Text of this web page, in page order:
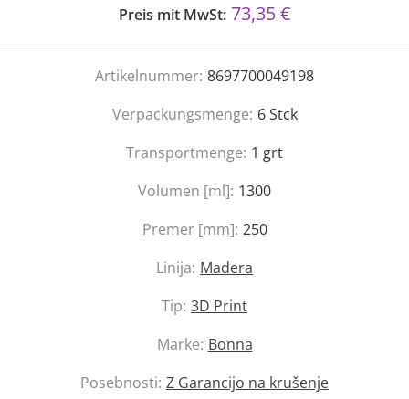
Preis mit MwSt: 73,35 €
Artikelnummer: 8697700049198
Verpackungsmenge: 6Stck
Transportmenge: 1 grt
Volumen [ml]: 1300
Premer [mm]: 250
Linija: Madera
Tip: 3D Print
Marke: Bonna
Posebnosti: Z Garancijo na krušenje